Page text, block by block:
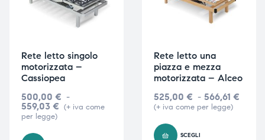
Rete letto singolo
motorizzata –
Cassiopea
500,00 € -
559,03 € (+ iva come
per legge)
Rete letto una
piazza e mezza
motorizzata – Alceo
525,00 € - 566,61 €
(+ iva come per legge)
SCEGLI